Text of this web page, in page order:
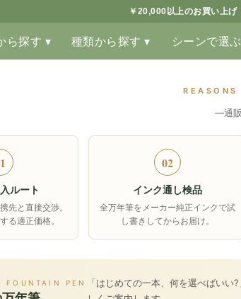
￥20,000以上のお買い上げ
ら探す ▾ 種類から探す ▾ シーンで選
REASONS
―通
ルート
先と直接交渉。
る適正価格。
02
インク通し検品
全万年筆をメーカー純正インクで試
し書きしてからお届け。
FOUNTAIN PEN
「はじめての一本、何を選べばい